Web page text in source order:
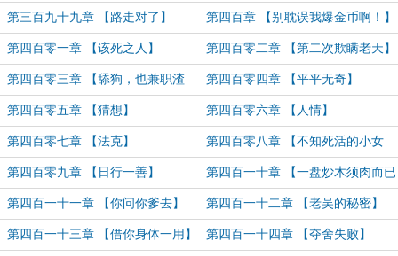
第三百九十九章 【路走对了】 第四百章 【别耽误我爆金币啊！】
第四百零一章 【该死之人】 第四百零二章 【第二次欺瞒老天】
第四百零三章 【舔狗，也兼职渣
男】
第四百零四章 【平平无奇】
第四百零五章 【猜想】 第四百零六章 【人情】
第四百零七章 【法克】 第四百零八章 【不知死活的小女
孩】
第四百零九章 【日行一善】 第四百一十章 【一盘炒木须肉而已
啊】
第四百一十一章 【你问你爹去】 第四百一十二章 【老吴的秘密】
第四百一十三章 【借你身体一用】 第四百一十四章 【夺舍失败】